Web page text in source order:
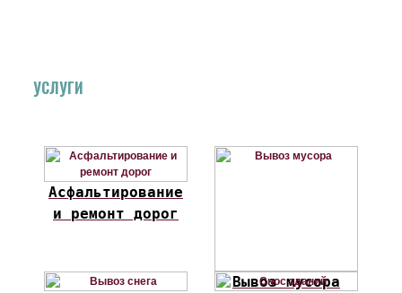
УСЛУГИ
Асфальтирование
и ремонт дорог
Вывоз мусора